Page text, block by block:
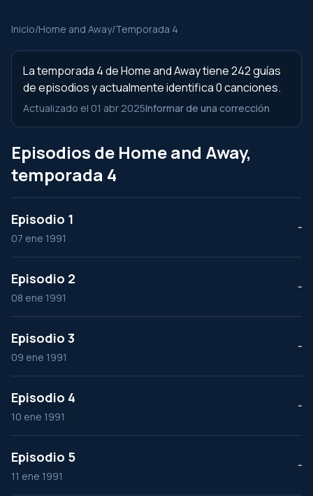
Inicio/Home and Away/Temporada 4
La temporada 4 de Home and Away tiene 242 guías
de episodios y actualmente identifica 0 canciones.
Actualizado el 01 abr 2025Informar de una corrección
Episodios de Home and Away,
temporada 4
Episodio 1
07 ene 1991
--
Episodio 2
08 ene 1991
--
Episodio 3
09 ene 1991
--
Episodio 4
10 ene 1991
--
Episodio 5
11 ene 1991
--